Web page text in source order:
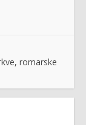
romarske